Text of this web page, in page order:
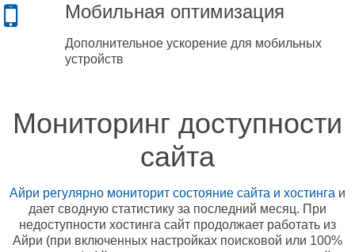
Мобильная оптимизация
Дополнительное ускорение для мобильных
устройств
Мониторинг доступности
сайта
Айри регулярно мониторит состояние сайта и хостинга и
дает сводную статистику за последний месяц. При
недоступности хостинга сайт продолжает работать из
Айри (при включенных настройках поисковой или 100%